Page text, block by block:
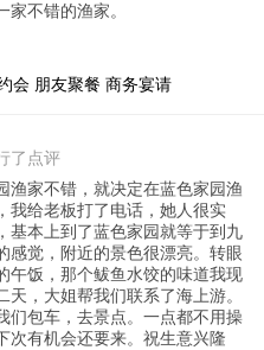
不错的渔家。
会 朋友聚餐 商务宴请
了点评
渔家不错，就决定在蓝色家园渔
我给老板打了电话，她人很实
基本上到了蓝色家园就等于到九
感觉，附近的景色很漂亮。转眼
午饭，那个鲅鱼水饺的味道我现
，大姐帮我们联系了海上游。
们包车，去景点。一点都不用操
次有机会还要来。祝生意兴隆